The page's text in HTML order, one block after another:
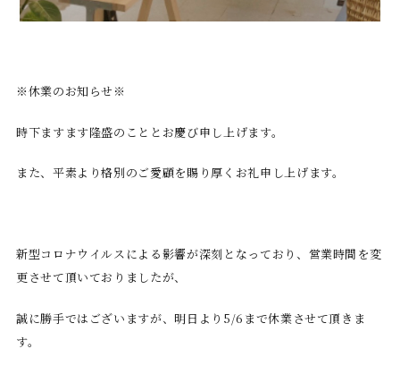
※休業のお知らせ※
時下ますます隆盛のこととお慶び申し上げます。
また、平素より格別のご愛顧を賜り厚くお礼申し上げます。
新型コロナウイルスによる影響が深刻となっており、営業時間を変
更させて頂いておりましたが、
誠に勝手ではございますが、明日より5/6まで休業させて頂きま
す。